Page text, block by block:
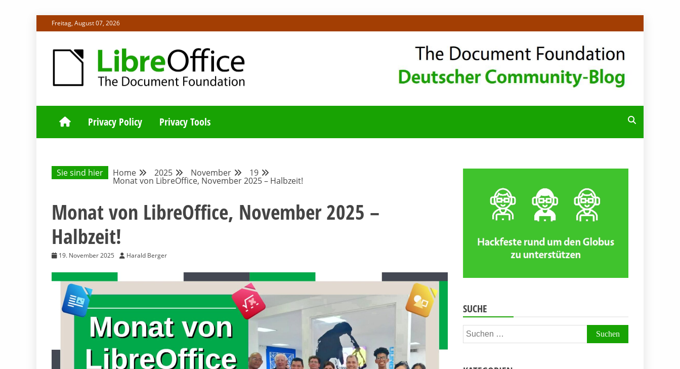
to
Freitag, August 07, 2026
DEUTSCHER COMMUNITY-BLOG
Privacy Policy Privacy Tools
Sie sind hier Home 2025 November 19
Monat von LibreOffice, November 2025 – Halbzeit!
Monat von LibreOffice, November 2025 –
Halbzeit!
19. November 2025 Harald Berger
SUCHE
Suchen
nach: